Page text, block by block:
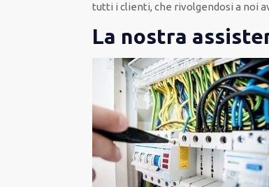
tutti i clienti, che rivolgendosi a noi
La nostra